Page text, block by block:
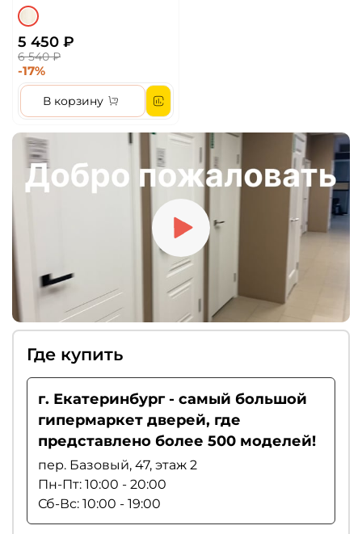
5 450 ₽
6 540 ₽
-17%
В корзину
Где купить
г. Екатеринбург - самый большой
гипермаркет дверей, где
представлено более 500 моделей!
пер. Базовый, 47, этаж 2
Пн-Пт: 10:00 - 20:00
Сб-Вс: 10:00 - 19:00